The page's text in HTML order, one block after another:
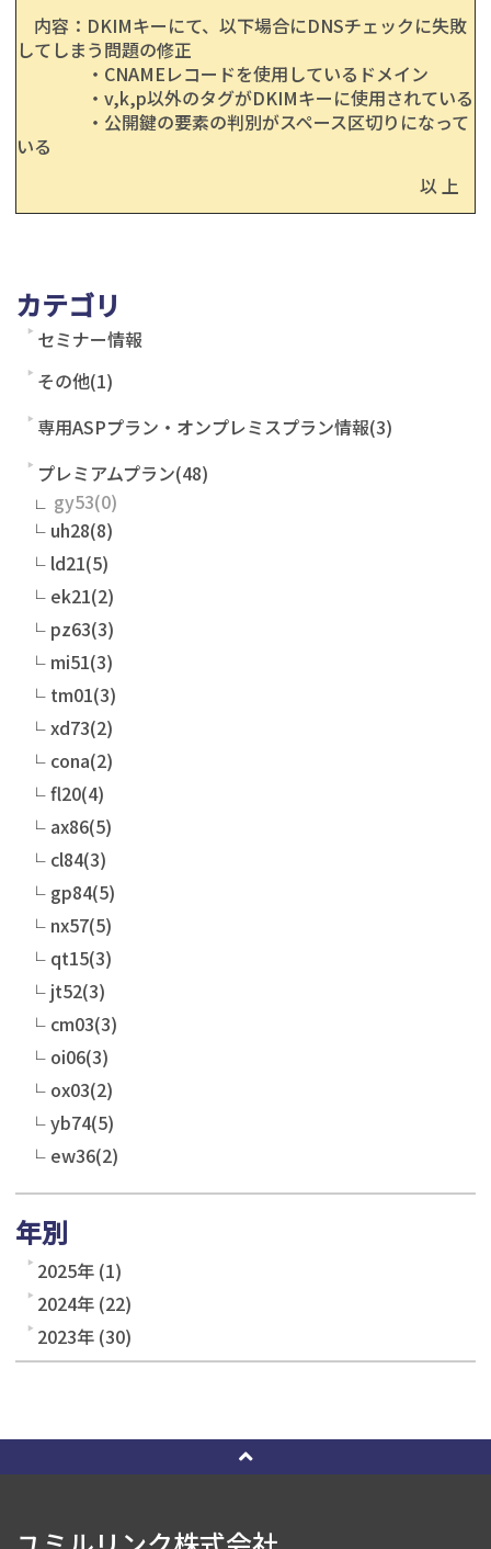
内容：DKIMキーにて、以下場合にDNSチェックに失敗
してしまう問題の修正
・CNAMEレコードを使用しているドメイン
・v,k,p以外のタグがDKIMキーに使用されている
・公開鍵の要素の判別がスペース区切りになって
いる
以 上
カテゴリ
セミナー情報
その他(1)
専用ASPプラン・オンプレミスプラン情報(3)
プレミアムプラン(48)
gy53
uh28(8)
ld21(5)
ek21(2)
pz63(3)
mi51(3)
tm01(3)
xd73(2)
cona(2)
fl20(4)
ax86(5)
cl84(3)
gp84(5)
nx57(5)
qt15(3)
jt52(3)
cm03(3)
oi06(3)
ox03(2)
yb74(5)
ew36(2)
年別
2025年 (1)
2024年 (22)
2023年 (30)